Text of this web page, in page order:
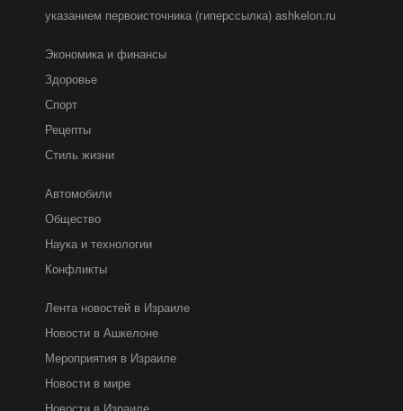
указанием первоисточника (гиперссылка) ashkelon.ru
Экономика и финансы
Здоровье
Спорт
Рецепты
Стиль жизни
Автомобили
Общество
Наука и технологии
Конфликты
Лента новостей в Израиле
Новости в Ашкелоне
Мероприятия в Израиле
Новости в мире
Новости в Израиле